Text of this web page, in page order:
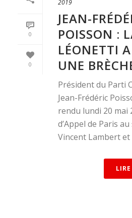
0
0
2019
JEAN-
POISSON :
LÉONETTI
UNE
Président du Parti
Jean-Frédéric
rendu lundi 20 mai
d’Appel de Paris
Vincent Lambert et